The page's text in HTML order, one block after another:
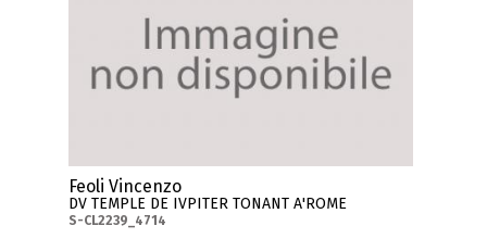
Feoli Vincenzo
DV TEMPLE DE IVPITER TONANT A'ROME
S-CL2239_4714